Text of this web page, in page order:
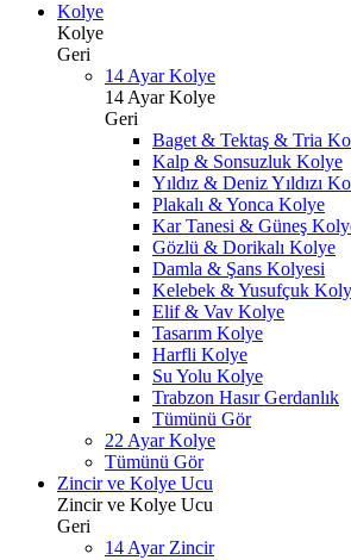
Kolye
Kolye
Geri
14 Ayar Kolye
14 Ayar Kolye
Geri
Baget & Tektaş & Tria
Kalp & Sonsuzluk Kolye
Yıldız & Deniz Yıldızı
Plakalı & Yonca Kolye
Kar Tanesi & Güneş
Gözlü & Dorikalı Kolye
Damla & Şans Kolyesi
Kelebek & Yusufçuk
Elif & Vav Kolye
Tasarım Kolye
Harfli Kolye
Su Yolu Kolye
Trabzon Hasır Gerdanlık
Tümünü Gör
22 Ayar Kolye
Tümünü Gör
Zincir ve Kolye Ucu
Zincir ve Kolye Ucu
Geri
14 Ayar Zincir